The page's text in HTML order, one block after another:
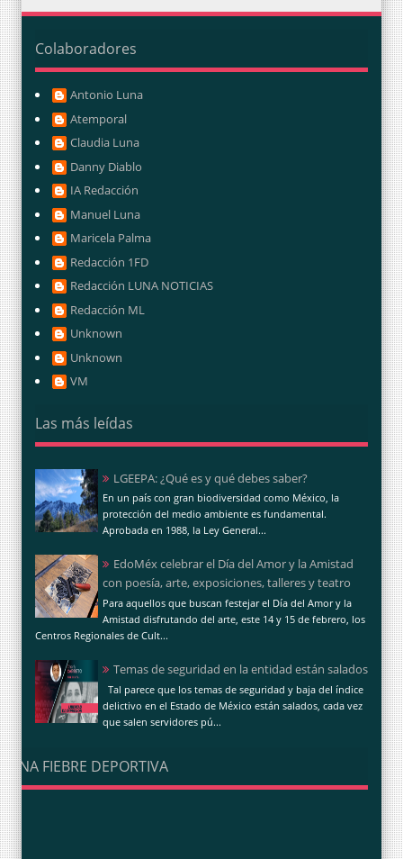
Colaboradores
Antonio Luna
Atemporal
Claudia Luna
Danny Diablo
IA Redacción
Manuel Luna
Maricela Palma
Redacción 1FD
Redacción LUNA NOTICIAS
Redacción ML
Unknown
Unknown
VM
Las más leídas
LGEEPA: ¿Qué es y qué debes saber?
En un país con gran biodiversidad como México, la
protección del medio ambiente es fundamental.
Aprobada en 1988, la Ley General...
EdoMéx celebrar el Día del Amor y la Amistad
con poesía, arte, exposiciones, talleres y teatro
Para aquellos que buscan festejar el Día del Amor y la
Amistad disfrutando del arte, este 14 y 15 de febrero, los
Centros Regionales de Cult...
Temas de seguridad en la entidad están salados
Tal parece que los temas de seguridad y baja del índice
delictivo en el Estado de México están salados, cada vez
que salen servidores pú...
UNA FIEBRE DEPORTIVA